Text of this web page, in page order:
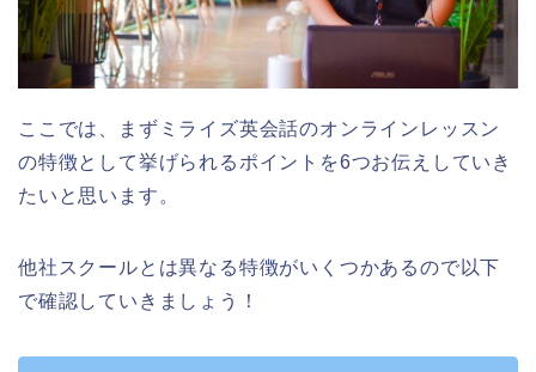
ここでは、まずミライズ英会話のオンラインレッスン
の特徴として挙げられるポイントを6つお伝えしていき
たいと思います。
他社スクールとは異なる特徴がいくつかあるので以下
で確認していきましょう！